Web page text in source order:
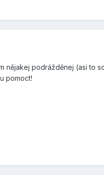
nějakej podrážděnej (asi to
pomoct!